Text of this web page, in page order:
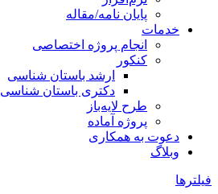
پایان نامه/مقاله
خدمات
انجام پروژه اختصاصی
کنکور
ارشد باستان شناسی
دکتری باستان شناسی
طرح لایه‌باز
پروژه آماده
دعوت به همکاری
وبلاگ
فیلترها